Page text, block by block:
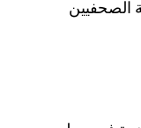
الصحفيين